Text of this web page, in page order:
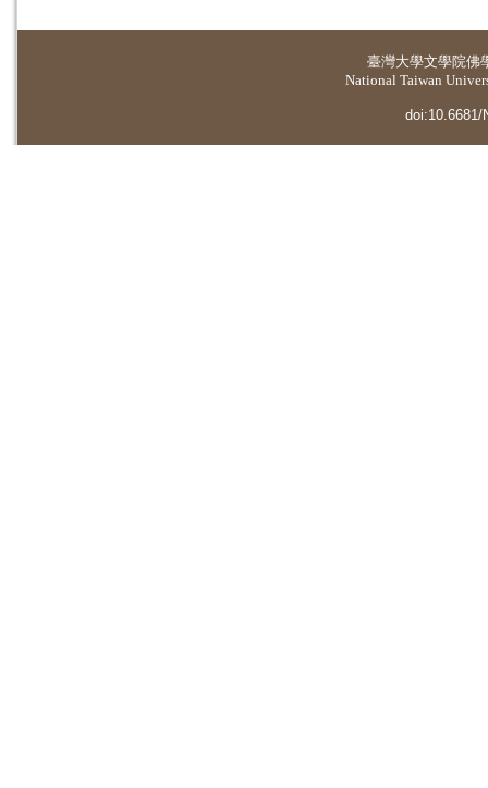
臺灣大學文學院佛
National Taiwan
doi:10.6681/